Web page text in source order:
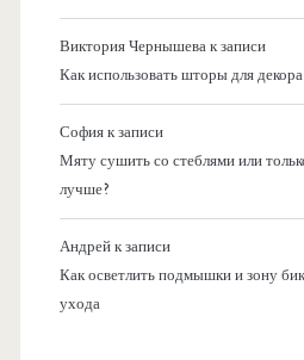
Виктория Чернышевак записи
Как использовать шторы для
Софияк записи
Мяту сушить со стеблями или
лучше?
Андрейк записи
Как осветлить подмышки и зону
ухода